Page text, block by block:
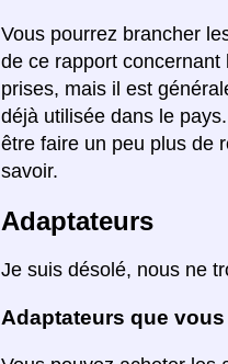
Vous pourrez brancher
de ce rapport
prises, mais il est
déjà utilisée dans le
être faire un peu plus de
savoir.
Adaptateurs
Je suis désolé, nous ne
Adaptateurs que